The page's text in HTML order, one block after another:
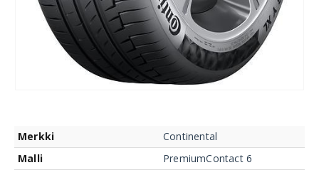
Merkki
Continental
Malli
PremiumContact 6